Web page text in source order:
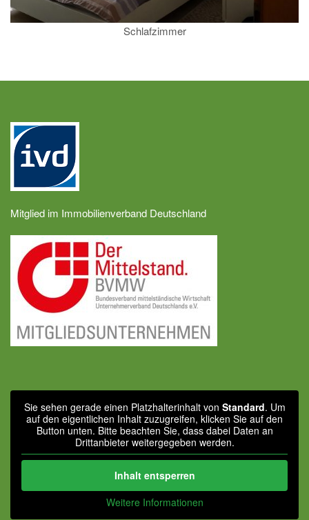
Schlafzimmer
Mitglied im Immobilienverband Deutschland
Sie sehen gerade einen Platzhalterinhalt von Standard. Um
auf den eigentlichen Inhalt zuzugreifen, klicken Sie auf den
Button unten. Bitte beachten Sie, dass dabei Daten an
Drittanbieter weitergegeben werden.
Inhalt entsperren
Weitere Informationen